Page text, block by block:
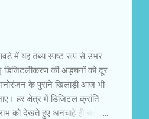
में यह तथ्य स्पष्ट रूप से उभर
डिजिटलीकरण की अड़चनों को दूर
के पुराने खिलाड़ी आज भी
हर क्षेत्र में डिजिटल क्रांति
को देखते हुए अनचाहे ही सही,